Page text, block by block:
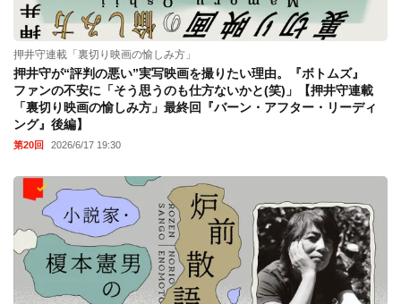
押井守連載「裏切り映画の愉しみ方」
押井守が“評判の悪い”実写映画を撮りたい理由。『ボトムズ』
ファンの不安に「そう思うのも仕方ないかと(笑)」【押井守連載
「裏切り映画の愉しみ方」最終回『バーン・アフター・リーディ
ング』後編】
第20回 2026/6/17 19:30